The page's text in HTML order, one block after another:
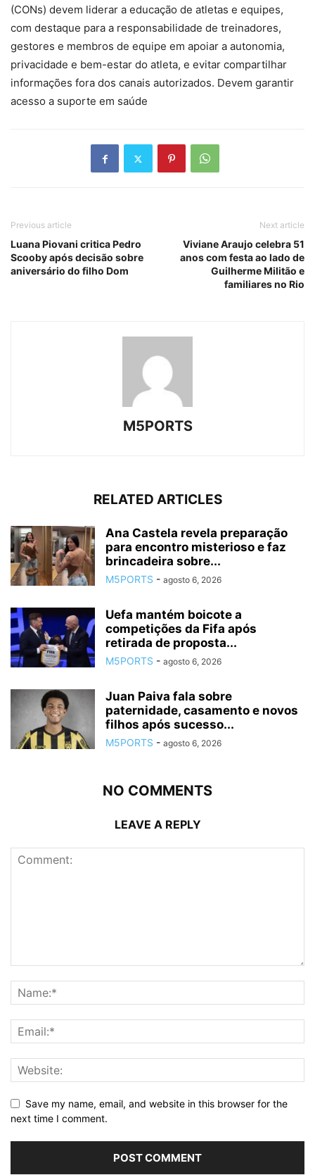
(CONs) devem liderar a educação de atletas e equipes,
com destaque para a responsabilidade de treinadores,
gestores e membros de equipe em apoiar a autonomia,
privacidade e bem-estar do atleta, e evitar compartilhar
informações fora dos canais autorizados. Devem garantir
acesso a suporte em saúde
Previous article
Luana Piovani critica Pedro
Scooby após decisão sobre
aniversário do filho Dom
Next article
Viviane Araujo celebra 51
anos com festa ao lado de
Guilherme Militão e
familiares no Rio
M5PORTS
RELATED ARTICLES
Ana Castela revela preparação
para encontro misterioso e faz
brincadeira sobre...
M5PORTS - agosto 6, 2026
Uefa mantém boicote a
competições da Fifa após
retirada de proposta...
M5PORTS - agosto 6, 2026
Juan Paiva fala sobre
paternidade, casamento e novos
filhos após sucesso...
M5PORTS - agosto 6, 2026
NO COMMENTS
LEAVE A REPLY
Save my name, email, and website in this browser for the
next time I comment.